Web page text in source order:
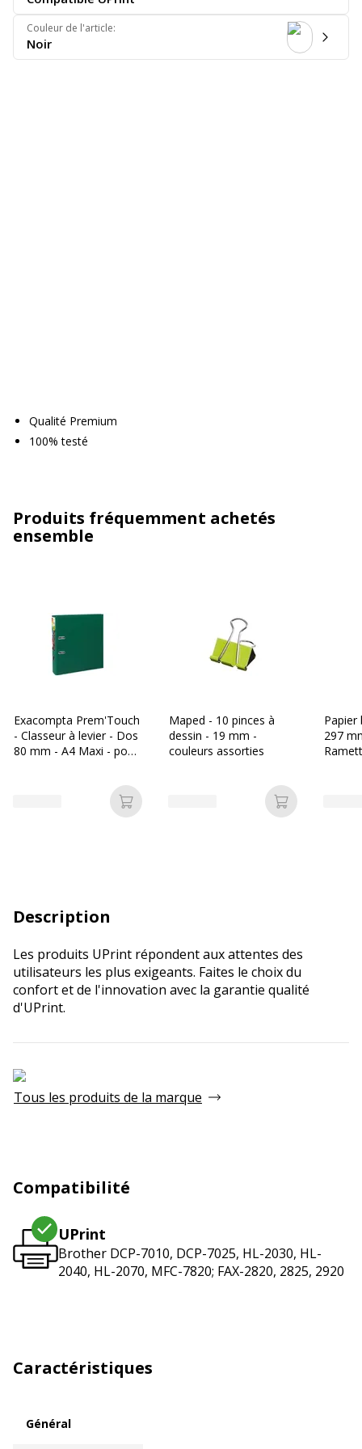
Couleur de l'article:
Noir
Qualité Premium
100% testé
Produits fréquemment achetés
ensemble
Exacompta Prem'Touch
- Classeur à levier - Dos
80 mm - A4 Maxi - pour
Ajouter au panier
Maped - 10 pinces à
dessin - 19 mm -
couleurs assorties
Ajouter au
Papier
297
Description
Les produits UPrint répondent aux attentes des
utilisateurs les plus exigeants. Faites le choix du
confort et de l'innovation avec la garantie qualité
d'UPrint.
Tous les produits de la marque
Compatibilité
UPrint
Brother DCP-7010, DCP-7025, HL-2030, HL-
2040, HL-2070, MFC-7820; FAX-2820, 2825, 2920
Caractéristiques
Général